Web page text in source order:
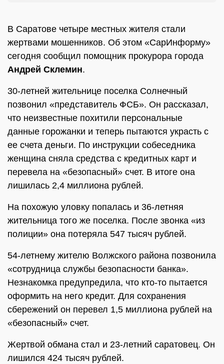
В Саратове четыре местных жителя стали
жертвами мошенников. Об этом «СарИнформу»
сегодня сообщил помощник прокурора города
Андрей Склемин.
30-летней жительнице поселка Солнечный
позвонил «представитель ФСБ». Он рассказал,
что неизвестные похитили персональные
данные горожанки и теперь пытаются украсть с
ее счета деньги. По инструкции собеседника
женщина сняла средства с кредитных карт и
перевела на «безопасный» счет. В итоге она
лишилась 2,4 миллиона рублей.
На похожую уловку попалась и 36-летняя
жительница того же поселка. После звонка «из
полиции» она потеряла 547 тысяч рублей.
54-летнему жителю Волжского района позвонила
«сотрудница службы безопасности банка».
Незнакомка предупредила, что кто-то пытается
оформить на него кредит. Для сохранения
сбережений он перевел 1,5 миллиона рублей на
«безопасный» счет.
Жертвой обмана стал и 23-летний саратовец. Он
лишился 424 тысяч рублей.